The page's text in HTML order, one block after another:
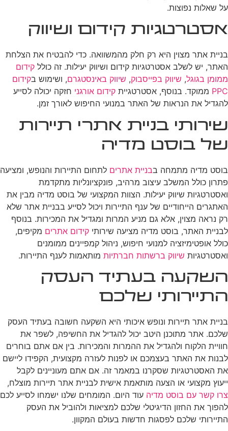
על שאלות נפוצות.
אסטרטגיות קידום ושיווק
בניית אתר מצוין היא רק חלק מהמשוואה. כדי להבטיח את הצלחת
האתר, יש לשלב אסטרטגיות קידום ושיווק יעילות. זה כולל קידום
ממומן בגוגל, שיווק בפייסבוק, שיווק באינסטגרם, ושימוש בקידום
PPC ממוקד. בנוסף, אסטרטגיית קידום אורגני חזקה יכולה לסייע
להגדיל את הנראות של האתר במנועי החיפוש לאורך זמן.
שירותי בניית אתרי תיירות
של בוסט מדיה
בוסט מדיה מתמחה בבניית אתרים לתחום התיירות והנופש, ומציעה
פתרון כולל המשלב עיצוב מרהיב, פונקציונליות מתקדמת
ואסטרטגיות שיווק יעילות. הצוות המקצועי של בוסט מדיה מבין את
האתגרים הייחודיים של ענף התיירות ויכול לסייע בבניית אתר שלא
רק נראה מצוין, אלא גם מניע המרות ומגדיל את המכירות. בנוסף
לבניית האתר, בוסט מדיה מציעה שירותי קידום אתרים מקיפים,
כולל אופטימיזציה למנועי חיפוש, ניהול קמפיינים ממומנים
ואסטרטגיות שיווק ברשתות חברתיות מותאמות לענף התיירות.
השקעה בעתיד העסק
התיירותי שלכם
בניית אתר תיירות ונופש איכותי היא השקעה חשובה בעתיד העסק
שלכם. אתר מתוכנן היטב יכול להגדיל את החשיפה, לשפר את
חוויית הלקוח ולהגדיל את ההמרות והמכירות. בין אם אתם בוחרים
לבנות את האתר בעצמכם או לפנות לעזרה מקצועית, הקפידו ליישם
את האסטרטגיות שסקרנו במאמר זה. אם אתם מעוניינים לקבל
ייעוץ מקצועי או הצעה מותאמת אישית לבניית אתר תיירות מוצלח,
צרו קשר עם בוסט מדיה עוד היום. המומחים שלנו ישמחו לסייע לכם
להפוך את החזון הדיגיטלי שלכם למציאות ולהוביל את העסק
התיירותי שלכם לפסגות חדשות בעולם המקוון.